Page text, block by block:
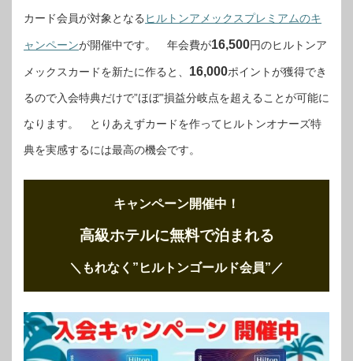
カード会員が対象となる ヒルトンアメックスプレミアムのキ
ャンペーンが開催中です。 年会費が16,500円のヒルトンア
メックスカードを新たに作ると、 16,000ポイントが獲得でき
るので入会特典だけで”ほぼ”損益分岐点を超えることが可能に
なります。 とりあえずカードを作ってヒルトンオナーズ特
典を実感するには最高の機会です。
キャンペーン開催中！
高級ホテルに無料で泊まれる
＼もれなく”ヒルトンゴールド会員” ／